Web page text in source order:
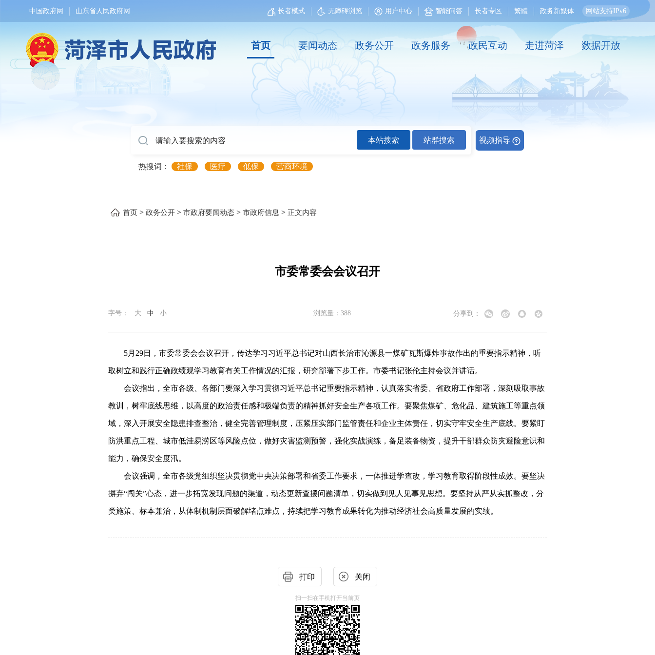
中国政府网 山东省人民政府网 长者模式 无障碍浏览 用户中心 智能问答 长者专区 繁體 政务新媒体 网站支持IPv6
首页 要闻动态 政务公开 政务服务 政民互动 走进菏泽 数据开放
本站搜索 站群搜索 视频指导
热搜词： 社保 医疗 低保 营商环境
首页> 政务公开> 市政府要闻动态> 市政府信息 > 正文内容
市委常委会会议召开
字号： 大 中 小 浏览量：388 分享到：
5月 29日，市委常委会会议召开，传达学习习近平总书记对山西长治市沁源县一煤矿瓦斯爆炸事故作出的重要指示精神，听
取树立和践行正确政绩观学习教育有关工作情况的汇报，研究部署下步工作。市委书记张伦主持会议并讲话。
会议指出，全市各级、各部门要深入学习贯彻习近平总书记重要指示精神，认真落实省委、省政府工作部署，深刻吸取事故
教训，树牢底线思维，以高度的政治责任感和极端负责的精神抓好安全生产各项工作。要聚焦煤矿、危化品、建筑施工等重点领
域，深入开展安全隐患排查整治，健全完善管理制度，压紧压实部门监管责任和企业主体责任，切实守牢安全生产底线。要紧盯
防洪重点工程、城市低洼易涝区等风险点位，做好灾害监测预警，强化实战演练，备足装备物资，提升干部群众防灾避险意识和
能力，确保安全度汛。
会议强调，全市各级党组织坚决贯彻党中央决策部署和省委工作要求，一体推进学查改，学习教育取得阶段性成效。要坚决
摒弃“闯关”心态，进一步拓宽发现问题的渠道，动态更新查摆问题清单，切实做到见人见事见思想。要坚持从严从实抓整改，分
类施策、标本兼治，从体制机制层面破解堵点难点，持续把学习教育成果转化为推动经济社会高质量发展的实绩。
打印 关闭
扫一扫在手机打开当前页